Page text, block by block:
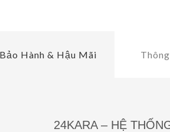
Hành & Hậu Mãi
24KARA – HỆ